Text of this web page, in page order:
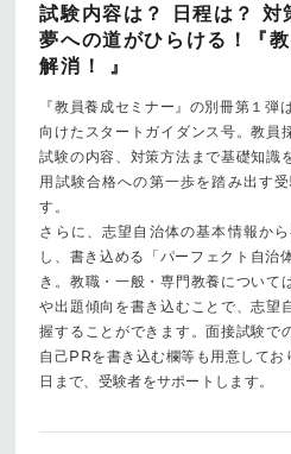
試験内容は？ 日程は？ 対
夢への道がひらける！『
解消！ 』
『教員養成セミナー』の別冊第１弾
向けたスタートガイダンス号。教員
試験の内容、対策方法まで基礎知識
用試験合格への第一歩を踏み出す
す。
さらに、志望自治体の基本情報か
し、書き込める「パーフェクト自治
き。教職・一般・専門教養について
や出題傾向を書き込むことで、志望
握することができます。面接試験で
自己PRを書き込む欄等も用意して
日まで、受験者をサポートします。